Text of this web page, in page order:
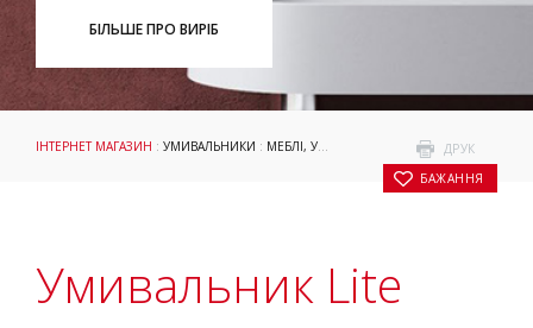
БІЛЬШЕ ПРО ВИРІБ
ДРУК
БАЖАННЯ
ІНТЕРНЕТ МАГАЗИН : УМИВАЛЬНИКИ : МЕБЛІ, УМИВАЛЬНИКИ ТА WC :
Умивальник Lite